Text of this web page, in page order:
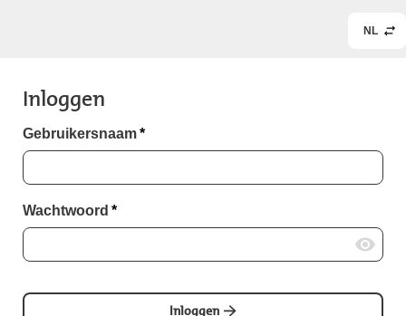
NL
Inloggen
Gebruikersnaam*
Wachtwoord *
Inloggen